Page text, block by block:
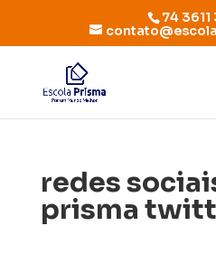
74 3611
redes
prisma